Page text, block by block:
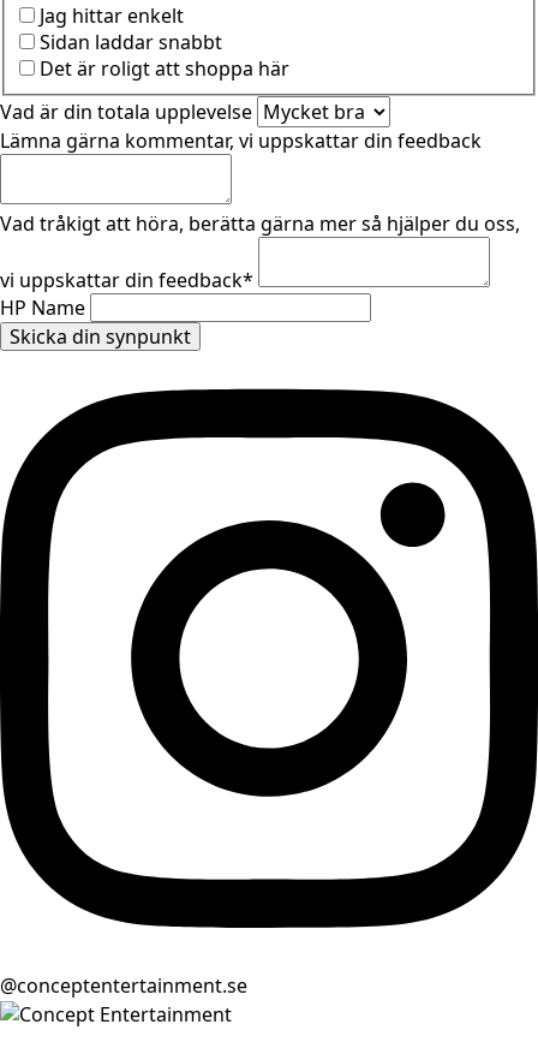
Jag hittar enkelt
Sidan laddar snabbt
Det är roligt att shoppa här
Vad är din totala upplevelse
Lämna gärna kommentar, vi uppskattar din feedback
Vad tråkigt att höra, berätta gärna mer så hjälper du oss,
vi uppskattar din feedback*
HP Name
Skicka din synpunkt
@conceptentertainment.se